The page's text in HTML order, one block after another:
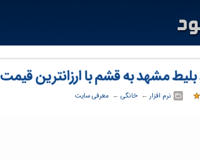
مشهد به قشم با ارزانترین قیمت
نرم افزار ← ‏ خانگی ← ‏ معرفی سایت